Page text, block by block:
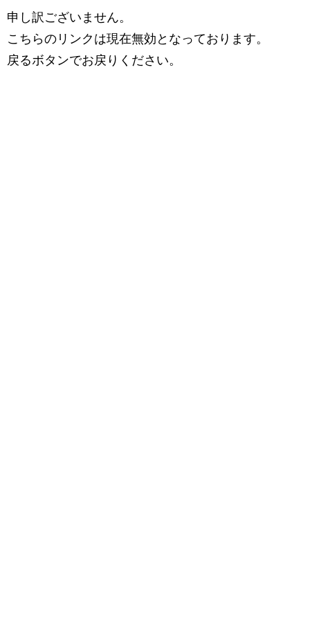
申し訳ございません。
こちらのリンクは現在無効となっております。
戻るボタンでお戻りください。